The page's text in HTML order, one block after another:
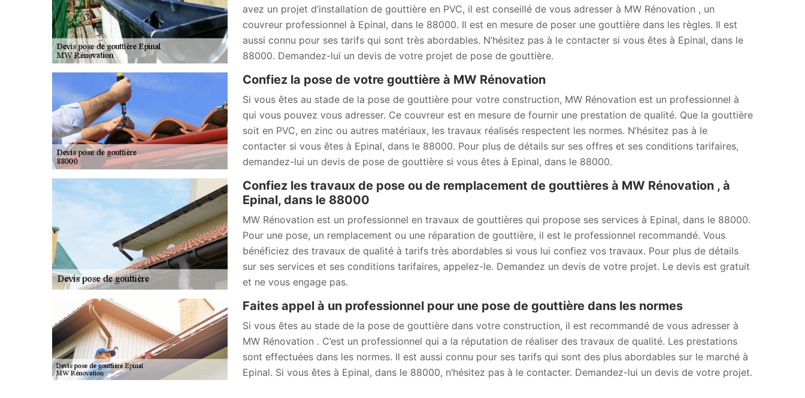
avez un projet d’installation de gouttière en PVC, il est conseillé de vous adresser à MW Rénovation , un
couvreur professionnel à Epinal, dans le 88000. Il est en mesure de poser une gouttière dans les règles. Il est
aussi connu pour ses tarifs qui sont très abordables. N’hésitez pas à le contacter si vous êtes à Epinal, dans le
88000. Demandez-lui un devis de votre projet de pose de gouttière.
Confiez la pose de votre gouttière à MW Rénovation
Si vous êtes au stade de la pose de gouttière pour votre construction, MW Rénovation est un professionnel à
qui vous pouvez vous adresser. Ce couvreur est en mesure de fournir une prestation de qualité. Que la gouttière
soit en PVC, en zinc ou autres matériaux, les travaux réalisés respectent les normes. N’hésitez pas à le
contacter si vous êtes à Epinal, dans le 88000. Pour plus de détails sur ses offres et ses conditions tarifaires,
demandez-lui un devis de pose de gouttière si vous êtes à Epinal, dans le 88000.
Confiez les travaux de pose ou de remplacement de gouttières à MW Rénovation , à
Epinal, dans le 88000
MW Rénovation est un professionnel en travaux de gouttières qui propose ses services à Epinal, dans le 88000.
Pour une pose, un remplacement ou une réparation de gouttière, il est le professionnel recommandé. Vous
bénéficiez des travaux de qualité à tarifs très abordables si vous lui confiez vos travaux. Pour plus de détails
sur ses services et ses conditions tarifaires, appelez-le. Demandez un devis de votre projet. Le devis est gratuit
et ne vous engage pas.
Faites appel à un professionnel pour une pose de gouttière dans les normes
Si vous êtes au stade de la pose de gouttière dans votre construction, il est recommandé de vous adresser à
MW Rénovation . C’est un professionnel qui a la réputation de réaliser des travaux de qualité. Les prestations
sont effectuées dans les normes. Il est aussi connu pour ses tarifs qui sont des plus abordables sur le marché à
Epinal. Si vous êtes à Epinal, dans le 88000, n’hésitez pas à le contacter. Demandez-lui un devis de votre projet.